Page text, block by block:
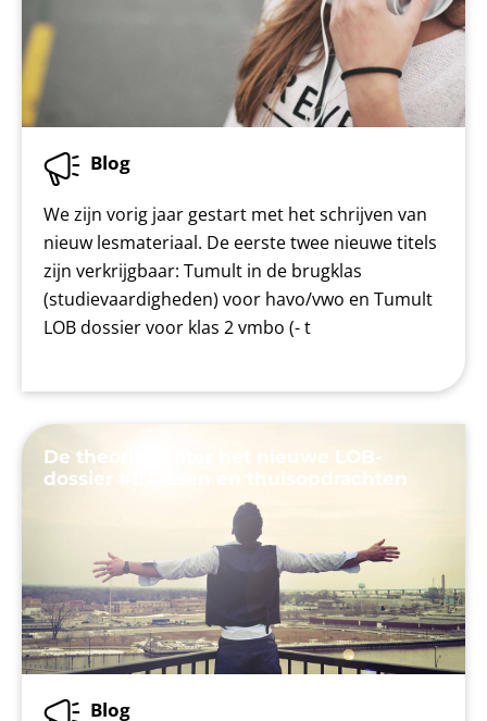
Blog
We zijn vorig jaar gestart met het schrijven van
nieuw lesmateriaal. De eerste twee nieuwe titels
zijn verkrijgbaar: Tumult in de brugklas
(studievaardigheden) voor havo/vwo en Tumult
LOB dossier voor klas 2 vmbo (- t
De theorie achter het nieuwe LOB-
dossier #1: lessen en thuisopdrachten
Blog